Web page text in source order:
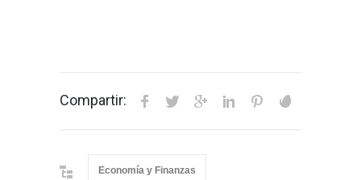
Compartir:
Economía y Finanzas